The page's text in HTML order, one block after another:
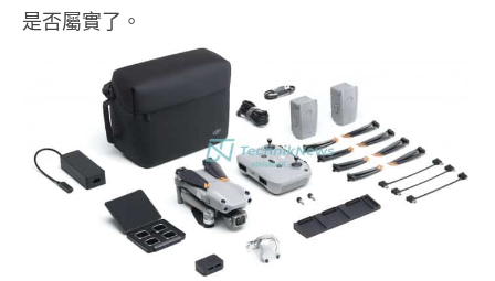
是否屬實了。